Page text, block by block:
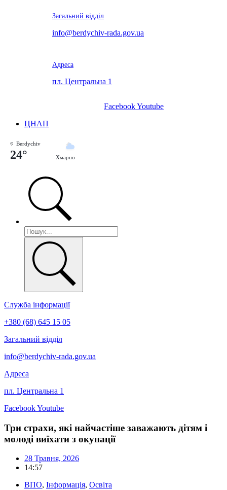
Загальний відділ
info@berdychiv-rada.gov.ua
Адреса
пл. Центральна 1
FacebookYoutube
ЦНАП
Berdychiv
24° Хмарно
Служба інформації
+380 (68) 645 15 05
Загальний відділ
info@berdychiv-rada.gov.ua
Адреса
пл. Центральна 1
FacebookYoutube
Три страхи, які найчастіше заважають дітям і
молоді виїхати з окупації
28 Травня, 2026
14:57
ВПО, Інформація, Освіта